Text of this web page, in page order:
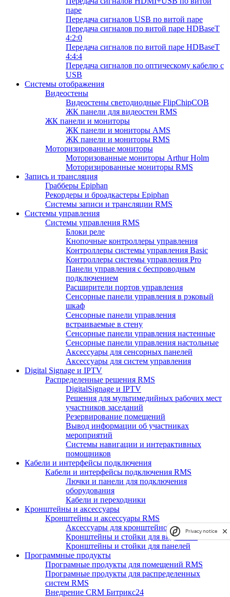
паре
Передача сигналов USB по витой паре
Передача сигналов по витой паре HDBaseT
4:2:0
Передача сигналов по витой паре HDBaseT
4:4:4
Передача сигналов по оптическому кабелю с
USB
Системы отображения
Видеостены
Видеостены светодиодные FlipChipCOB
ЖК панели для видеостен RMS
ЖК панели и мониторы
ЖК панели и мониторы AMS
ЖК панели и мониторы RMS
Моторизированные мониторы
Моторизованные мониторы Arthur Holm
Моторизированные мониторы RMS
Запись и трансляция
Грабберы Epiphan
Рекордеры и броадкастеры Epiphan
Системы записи и трансляции RMS
Системы управления
Системы управления RMS
Блоки реле
Кнопочные контроллеры управления
Контроллеры системы управления Basic
Контроллеры системы управления Pro
Панели управления с беспроводным
подключением
Расширители портов управления
Сенсорные панели управления в рэковый
шкаф
Сенсорные панели управления
встраиваемые в стену
Сенсорные панели управления настенные
Сенсорные панели управления настольные
Аксессуары для сенсорных панелей
Аксессуары для систем управления
Digital Signage и IPTV
Распределенные решения RMS
DigitalSignage и IPTV
Решения для мультимедийных рабочих мест
участников заседаний
Резервирование помещений
Вывод информации об участниках
мероприятий
Системы навигации и интерактивных
помощников
Кабели и интерфейсы подключения
Кабели и интерфейсы подключения RMS
Лючки и панели для подключения
оборудования
Кабели и переходники
Кронштейны и аксессуары
Кронштейны и аксессуары RMS
Аксессуары для кронштейнов и стоек
Кронштейны и стойки для видеостен
Кронштейны и стойки для панелей
Программные продукты
Програмные продукты для помещений RMS
Програмные продукты для распределенных
систем RMS
Внедрение CRM Битрикс24
Privacy notice